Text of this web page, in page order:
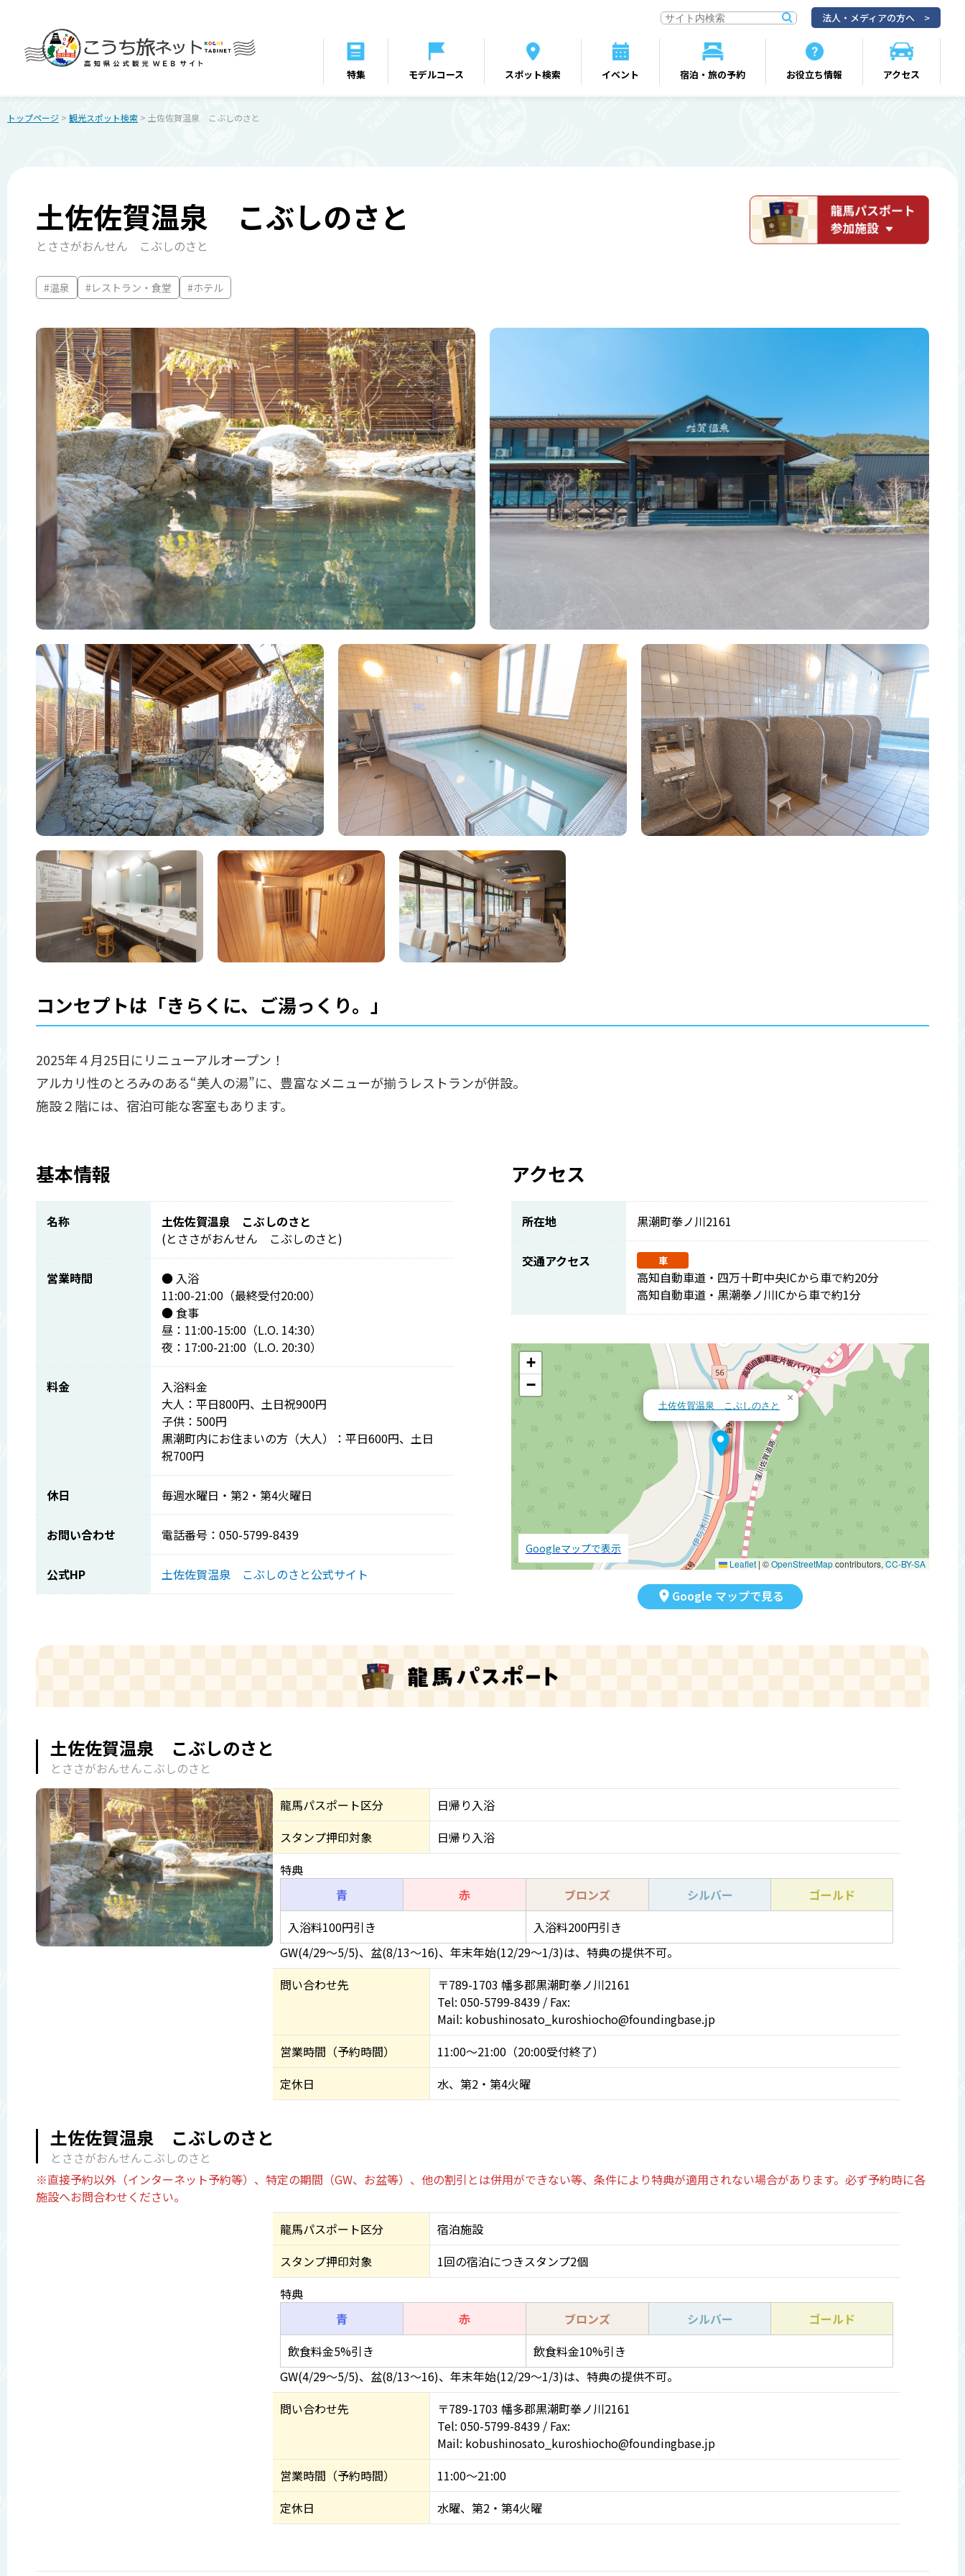
特集 モデルコース スポット検索 イベント 宿泊・旅の予約 お役立ち情報 アクセス
法人・メディアの方へ
トップページ > 観光スポット検索 > 土佐佐賀温泉 こぶしのさと
土佐佐賀温泉 こぶしのさと
とささがおんせん こぶしのさと
#温泉 #レストラン・食堂 #ホテル
コンセプトは「きらくに、ご湯っくり。」
2025年４月25日にリニューアルオープン！
アルカリ性のとろみのある“美人の湯”に、豊富なメニューが揃うレストランが併設。
施設２階には、宿泊可能な客室もあります。
基本情報
名称
土佐佐賀温泉 こぶしのさと
(とささがおんせん こぶしのさと)
営業時間
● 入浴
11:00-21:00（最終受付20:00）
● 食事
昼：11:00-15:00（L.O. 14:30）
夜：17:00-21:00（L.O. 20:30）
料金
入浴料金
大人：平日800円、土日祝900円
子供：500円
黒潮町内にお住まいの方（大人）：平日600円、土日
祝700円
休日 毎週水曜日・第2・第4火曜日
お問い合わせ 電話番号：050-5799-8439
公式HP 土佐佐賀温泉 こぶしのさと公式サイト
アクセス
所在地 黒潮町拳ノ川2161
交通アクセス 車
高知自動車道・四万十町中央ICから車で約20分
高知自動車道・黒潮拳ノ川ICから車で約1分
土佐佐賀温泉 こぶしのさと
×
+
−
Leaflet | ©OpenStreetMapcontributors, CC-BY-SA
Googleマップで表示
Google マップで見る
土佐佐賀温泉 こぶしのさと
とささがおんせんこぶしのさと
龍馬パスポート区分
日帰り入浴
スタンプ押印対象
日帰り入浴
特典
青
赤 ブロンズ シルバー
ゴールド
入浴料100円引き
入浴料200円引き
GW(4/29～5/5)、盆(8/13～16)、年末年始(12/29～1/3)は、特典の提供不可。
問い合わせ先
〒789-1703 幡多郡黒潮町拳ノ川2161
Tel: 050-5799-8439 / Fax:
Mail: kobushinosato_kuroshiocho@foundingbase.jp
営業時間（予約時間）
11:00～21:00（20:00受付終了）
定休日
水、第2・第4火曜
土佐佐賀温泉 こぶしのさと
とささがおんせんこぶしのさと
※直接予約以外（インターネット予約等）、特定の期間（GW、お盆等）、他の割引とは併用ができない等、条件により特典が適用されない場合があります。必ず予約時に各
施設へお問合わせください。
龍馬パスポート区分
宿泊施設
スタンプ押印対象
1回の宿泊につきスタンプ2個
特典
青
赤 ブロンズ シルバー
ゴールド
飲食料金5%引き
飲食料金10%引き
GW(4/29～5/5)、盆(8/13～16)、年末年始(12/29～1/3)は、特典の提供不可。
問い合わせ先
〒789-1703 幡多郡黒潮町拳ノ川2161
Tel: 050-5799-8439 / Fax:
Mail: kobushinosato_kuroshiocho@foundingbase.jp
営業時間（予約時間）
11:00～21:00
定休日
水曜、第2・第4火曜